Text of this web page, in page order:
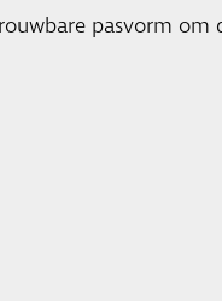
pasvorm om